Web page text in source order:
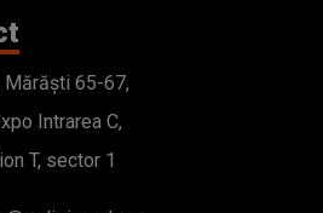
Mărăști 65-67,
Intrarea C,
T, sector 1